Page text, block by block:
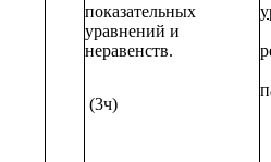
показательных
уравнений и
неравенств.
(3ч)